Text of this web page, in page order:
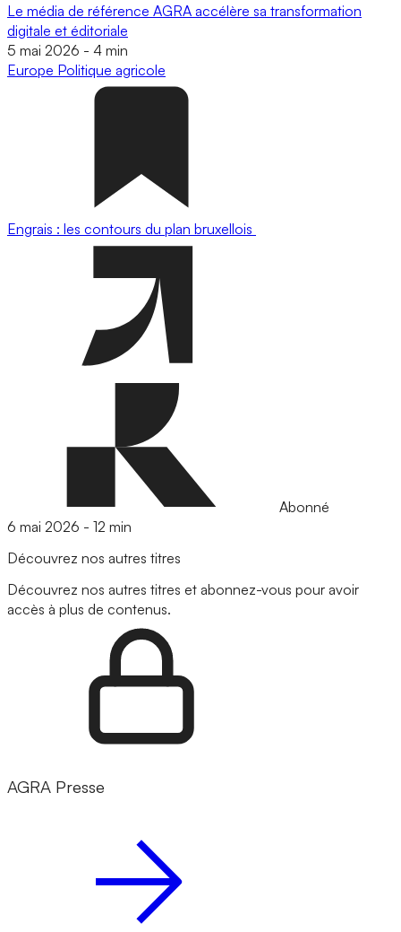
Le média de référence AGRA accélère sa transformation
digitale et éditoriale
5 mai 2026 - 4 min
Europe Politique agricole
Engrais : les contours du plan bruxellois
Abonné
6 mai 2026 - 12 min
Découvrez nos autres titres
Découvrez nos autres titres et abonnez-vous pour avoir
accès à plus de contenus.
AGRA Presse